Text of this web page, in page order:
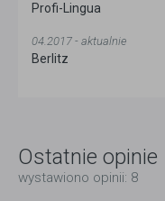
Profi-Lingua
04.2017 - aktualnie
Berlitz
Ostatnie opinie
wystawiono opinii: 8